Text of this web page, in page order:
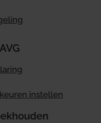
instellen